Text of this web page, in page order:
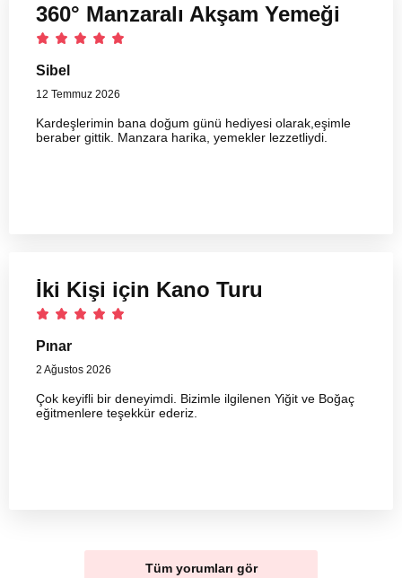
360° Manzaralı Akşam Yemeği
Sibel
12 Temmuz 2026
Kardeşlerimin bana doğum günü hediyesi olarak,eşimle
beraber gittik. Manzara harika, yemekler lezzetliydi.
İki Kişi için Kano Turu
Pınar
2 Ağustos 2026
Çok keyifli bir deneyimdi. Bizimle ilgilenen Yiğit ve Boğaç
eğitmenlere teşekkür ederiz.
Tüm yorumları gör